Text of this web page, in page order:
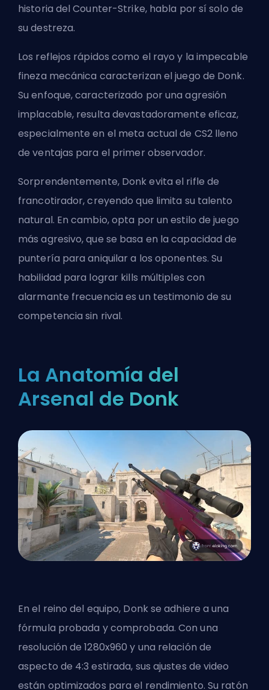
historia del Counter-Strike, habla por sí solo de
su destreza.
Los reflejos rápidos como el rayo y la impecable
fineza mecánica caracterizan el juego de Donk.
Su enfoque, caracterizado por una agresión
implacable, resulta devastadoramente eficaz,
especialmente en el meta actual de CS2 lleno
de ventajas para el primer observador.
Sorprendentemente, Donk evita el rifle de
francotirador, creyendo que limita su talento
natural. En cambio, opta por un estilo de juego
más agresivo, que se basa en la capacidad de
puntería para aniquilar a los oponentes. Su
habilidad para lograr kills múltiples con
alarmante frecuencia es un testimonio de su
competencia sin rival.
La Anatomía del
Arsenal de Donk
En el reino del equipo, Donk se adhiere a una
fórmula probada y comprobada. Con una
resolución de 1280x960 y una relación de
aspecto de 4:3 estirada, sus ajustes de video
están optimizados para el rendimiento. Su ratón